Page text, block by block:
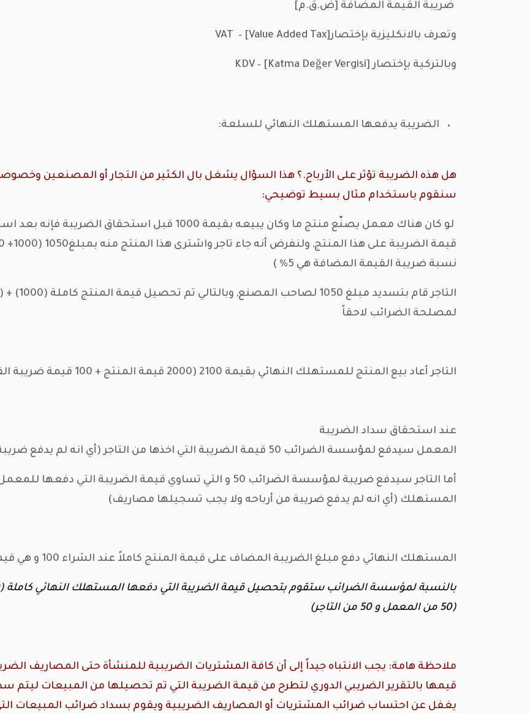
ضريبة القيمة المضافة [ض.ق.م]
وتعرف بالانكليزية بإختصارVAT – [Value Added Tax]
وبالتركية بإختصار KDV – [Katma Değer Vergisi]
الضريبة يدفعها المستهلك النهائي للسلعة:
هل هذه الضريبة تؤثر على الأرباح.؟ هذا السؤال يشغل بال الكثير من التجار أو المصنعين
سنقوم باستخدام مثال بسيط توضيحي:
لو كان هناك معمل يصنّع منتج ما وكان يبيعه بقيمة 1000
نسبة ضريبة القيمة المضافة هي 5% )
لمصلحة الضرائب لاحقاً
التاجر أعاد بيع المنتج للمستهلك النهائي بقيمة 2100 (2000 قيمة المنتج + 100 قيمة ضريبة القيمة المضافة)
عند استحقاق سداد الضريبة
المعمل سيدفع لمؤسسة الضرائب 50 قيمة الضريبة التي اخذها من التاجر (أي انه لم يدفع ضريبة من أرباحه ولا يجب تسجيلها مصاريف)
أما التاجر سيدفع ضريبة لمؤسسة الضرائب 50 و التي تساوي قيمة
المستهلك (أي انه لم يدفع ضريبة من أرباحه ولا يجب تسجيلها مصاريف)
المستهلك النهائي دفع مبلغ الضريبة المضاف على قيمة المنتج كاملاً عند الشراء 100 و هي قيمة الضريبة التي دفعها للتاجر
(50 من المعمل و 50 من التاجر)
ملاحظة هامة: يجب الانتباه جيداً إلى أن كافة المشتريات الضريبية للمنشأة حتى المصاريف
قيمها بالتقرير الضريبي الدوري لتطرح من قيمة الضريبة التي تم تحصيلها من المبيعات
يغفل عن احتساب ضرائب المشتريات أو المصاريف الضريبية ويقوم بسداد ضرائب المبيعات